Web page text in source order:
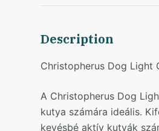
Description
Christopherus Dog Light
A Christopherus Dog
kutya számára ideális.
kevésbé aktív kutyák